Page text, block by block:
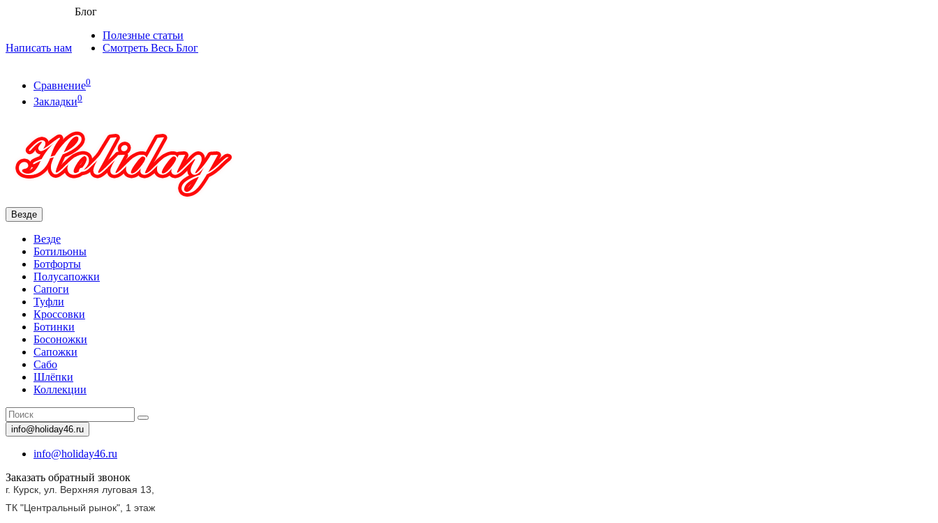
Написать нам
Блог
Полезные статьи
Смотреть Весь Блог
Сравнение0
Закладки0
Везде
Везде
Ботильоны
Ботфорты
Полусапожки
Сапоги
Туфли
Кроссовки
Ботинки
Босоножки
Сапожки
Сабо
Шлёпки
Коллекции
info@holiday46.ru
info@holiday46.ru
Заказать обратный звонок
г. Курск, ул. Верхняя луговая 13,
ТК "Центральный рынок", 1 этаж